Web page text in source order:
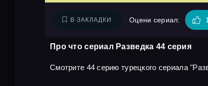
В ЗАКЛАДКИ Оцени сериал:
Про что сериал Разведка 44 серия
Смотрите 44 серию турецкого сериала